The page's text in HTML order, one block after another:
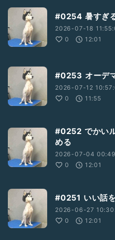
#0254 暑すぎ
2026-07-18
0
12:01
#0253 オーデ
2026-07-12
0
11:55
#0252 でかい
める
2026-07-04
0
12:01
#0251 いい話を
2026-06-27
0
12:01